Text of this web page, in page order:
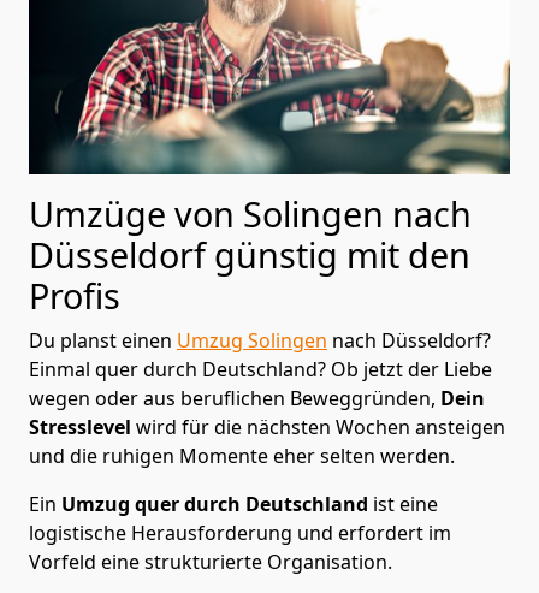
Umzüge von Solingen nach
Düsseldorf günstig mit den
Profis
Du planst einen Umzug Solingen nach Düsseldorf?
Einmal quer durch Deutschland? Ob jetzt der Liebe
wegen oder aus beruflichen Beweggründen, Dein
Stresslevel wird für die nächsten Wochen ansteigen
und die ruhigen Momente eher selten werden.
Ein Umzug quer durch Deutschland ist eine
logistische Herausforderung und erfordert im
Vorfeld eine strukturierte Organisation.